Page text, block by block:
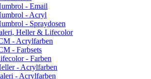
- Email
- Acryl
- Spraydosen
Heller & Lifecolor
- Acrylfarben
- Farbsets
- Farben
- Acrylfarben
- Acrylfarben